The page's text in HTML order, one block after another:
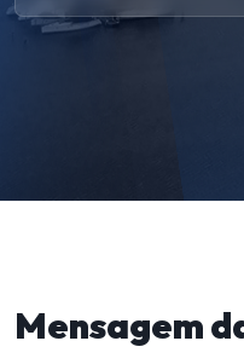
Mensagem